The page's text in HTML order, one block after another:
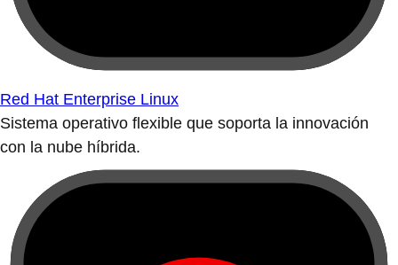
Red Hat Enterprise Linux
Sistema operativo flexible que soporta la innovación
con la nube híbrida.